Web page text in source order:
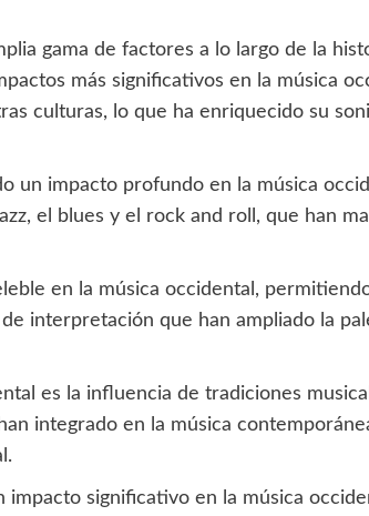
gama de factores a lo largo de la
más significativos en la música
culturas, lo que ha enriquecido su
un impacto profundo en la música
el blues y el rock and roll, que han
en la música occidental,
interpretación que han ampliado la
es la influencia de tradiciones
integrado en la música
significativo en la música